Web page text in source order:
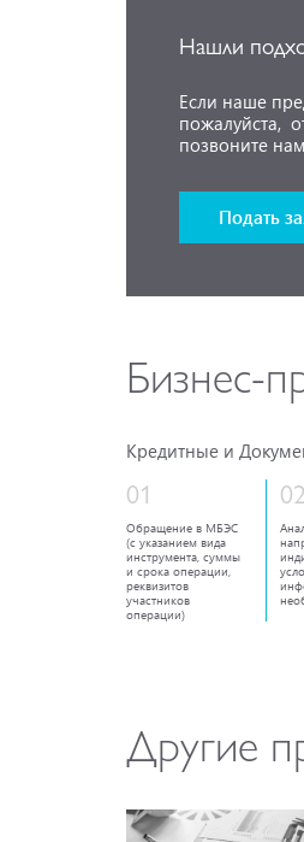
Нашли
Если наше
пожалуйста,
позвоните
Подать
Бизнес-
Кредитные и
01
Обращение в МБЭС
(с указанием вида
инструмента, суммы
и срока операции,
реквизитов
участников
операции)
02
Другие